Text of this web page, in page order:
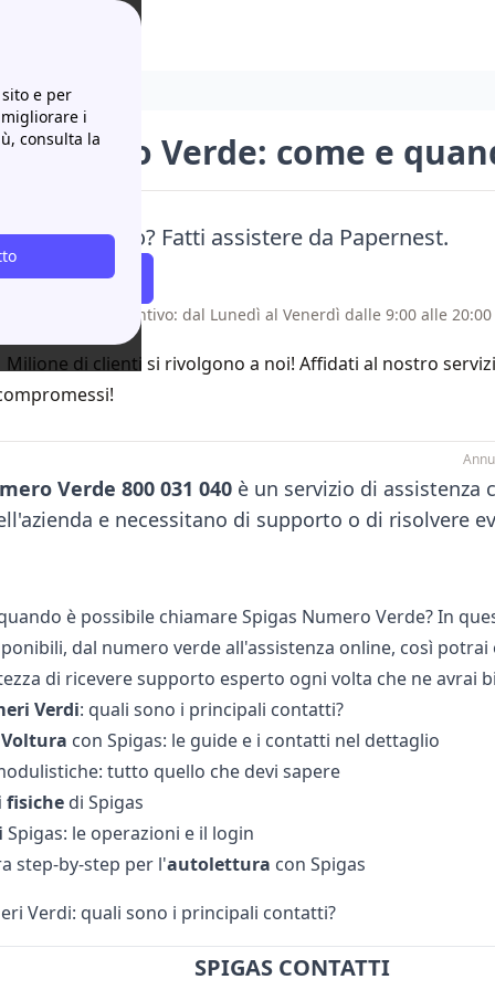
e per
i
consulta la
chiamare
Numero Verde: come e
di aiuto? Fatti assistere da Papernest.
Richiamare
senza costo aggiuntivo: dal Lunedì al Venerdì dalle 9:00 alle
Milione di clienti si rivolgono a noi! Affidati al nostro
Verde 800 031 040è un servizio di assistenza
e necessitano di supporto o di risolvere
è possibile chiamare Spigas Numero Verde? In
dal numero verde all'assistenza online, così
di ricevere supporto esperto ogni volta che ne avrai
Verdi: quali sono i principali contatti?
Voltura con Spigas: le guide e i contatti nel dettaglio
tutto quello che devi sapere
fisichedi Spigas
Spigas: le operazioni e il login
step-by-step per l'autolettura con Spigas
Verdi: quali sono i principali contatti?
SPIGAS CONTATTI